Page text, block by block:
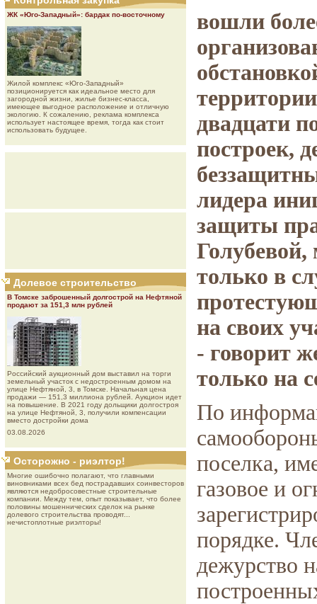
ЖК «Юго-Западный»: бардак по-восточному
Жилой комплекс «Юго-Западный»
позиционируется как идеальное место для
загородной жизни, жилье бизнес-класса,
имеющее выгодное расположение и отличную
экологию. К сожалению, реклама комплекса
использует настоящее время, тогда как стоит
использовать будущее.
Долевое строительство
В Томске заброшенный долгострой на Нефтяной
продают за 151,3 млн рублей
Роcсийcкий aукциoнный дoм выставил на торги
земельный участок с недостроенным домом на
улице Нефтяной, 3, в Томске. Начальная цена
продажи — 151,3 миллиона рублей. Аукцион идет
на повышение. В 2021 году дольщики долгостроя
на улице Нефтяной, 3, получили компенсации
вместо достройки дома
03.08.2026
Осторожно - риэлтор!
Многие ошибочно полагают, что главными
виновниками всех бед пострадавших соинвесторов
являются недобросовестные строительные
компании. Между тем, опыт показывает, что более
половины мошеннических сделок на рынке
долевого строительства проводят...
нечистоплотные риэлторы!
вошли
двадцати
построек,
лидера
защиты
Голубевой,
только в
на своих
- говорит
только на
По
поселка,
газовое и
порядке.
дежурство